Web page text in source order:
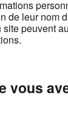
de leur nom
peuvent
vous